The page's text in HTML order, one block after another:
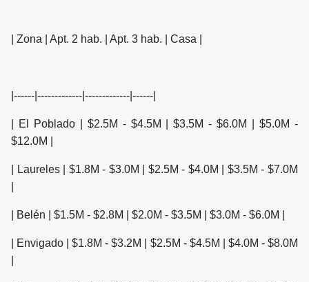
| Zona | Apt. 2 hab. | Apt. 3 hab. | Casa |
|------|-------------|-------------|------|
| El Poblado | $2.5M - $4.5M | $3.5M - $6.0M | $5.0M -
$12.0M |
| Laureles | $1.8M - $3.0M | $2.5M - $4.0M | $3.5M - $7.0M
| Belén | $1.5M - $2.8M | $2.0M - $3.5M | $3.0M - $6.0M |
| Envigado | $1.8M - $3.2M | $2.5M - $4.5M | $4.0M - $8.0M